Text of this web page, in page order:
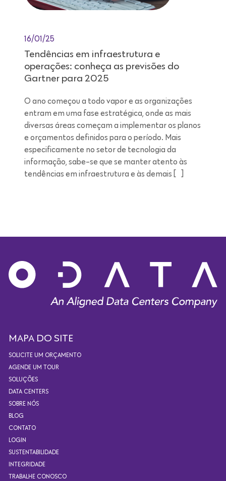
16/01/25
Tendências em infraestrutura e
operações: conheça as previsões do
Gartner para 2025
O ano começou a todo vapor e as organizações
entram em uma fase estratégica, onde as mais
diversas áreas começam a implementar os planos
e orçamentos definidos para o período. Mais
especificamente no setor de tecnologia da
informação, sabe-se que se manter atento às
tendências em infraestrutura e às demais […]
MAPA DO SITE
SOLICITE UM ORÇAMENTO
AGENDE UM TOUR
SOLUÇÕES
DATA CENTERS
SOBRE NÓS
BLOG
CONTATO
LOGIN
SUSTENTABILIDADE
INTEGRIDADE
TRABALHE CONOSCO